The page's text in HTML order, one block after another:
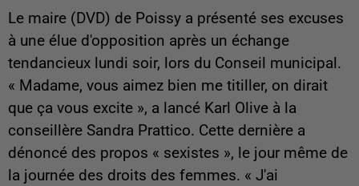
Le maire (DVD) de Poissy a présenté ses excuses
à une élue d'opposition après un échange
tendancieux lundi soir, lors du Conseil municipal.
« Madame, vous aimez bien me titiller, on dirait
que ça vous excite », a lancé Karl Olive à la
conseillère Sandra Prattico. Cette dernière a
dénoncé des propos « sexistes », le jour même de
la journée des droits des femmes. « J'ai